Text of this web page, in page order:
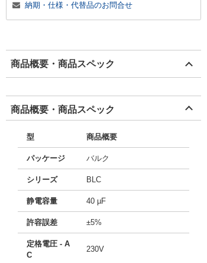
納期・仕様・代替品のお問合せ
商品概要・商品スペック
商品概要・商品スペック
型 商品概要
パッケージ バルク
シリーズ BLC
静電容量 40 µF
許容誤差 ±5%
定格電圧 - A
C
230V